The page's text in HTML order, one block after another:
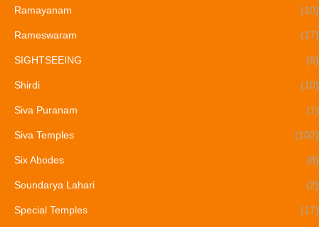
Ramayanam (10)
Rameswaram (17)
SIGHTSEEING (6)
Shirdi (10)
Siva Puranam (1)
Siva Temples (102)
Six Abodes (8)
Soundarya Lahari (2)
Special Temples (17)